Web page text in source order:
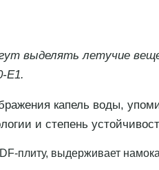
выделять летучие
E1.
капель воды,
и степень
плиту, выдерживает